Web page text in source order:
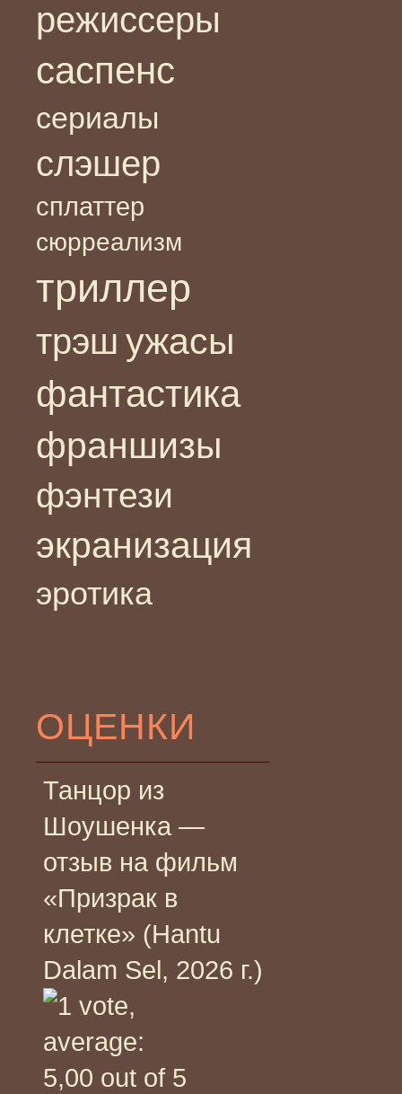
режиссеры
саспенс
сериалы
слэшер
сплаттер
сюрреализм
триллер
трэш ужасы
фантастика
франшизы
фэнтези
экранизация
эротика
ОЦЕНКИ
Танцор из
Шоушенка —
отзыв на фильм
«Призрак в
клетке» (Hantu
Dalam Sel, 2026 г.)